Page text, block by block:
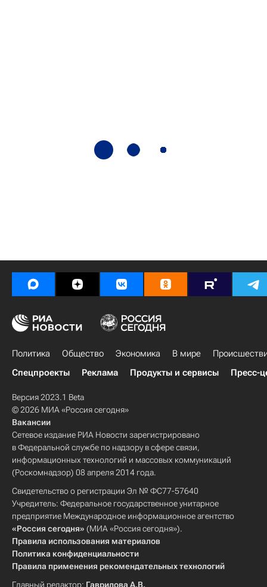
Политика Общество Экономика В мире
Спецпроекты
Реклама Продукты и сервисы Пресс-
Версия 2023.1 Beta
© 2026 МИА «Россия сегодня»
Вакансии
Сетевое издание РИА Новости зарегистрировано
в Федеральной службе по надзору в сфере связи,
информационных технологий и массовых коммуникаций
(Роскомнадзор) 08 апреля 2014 года.
Свидетельство о регистрации Эл № ФС77-57640
Учредитель: Федеральное государственное унитарное
предприятие Международное информационное агентство
«Россия сегодня» (МИА «Россия сегодня»).
Правила использования материалов
Политика конфиденциальности
Правила применения рекомендательных технологий
Главный редактор: Гаврилова А.В.